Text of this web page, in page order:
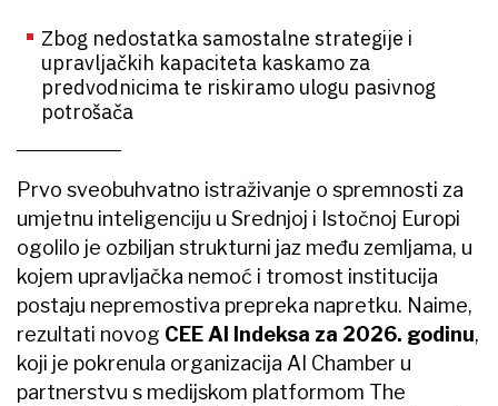
Zbog nedostatka samostalne strategije i
upravljačkih kapaciteta kaskamo za
predvodnicima te riskiramo ulogu pasivnog
potrošača
Prvo sveobuhvatno istraživanje o spremnosti za
umjetnu inteligenciju u Srednjoj i Istočnoj Europi
ogolilo je ozbiljan strukturni jaz među zemljama, u
kojem upravljačka nemoć i tromost institucija
postaju nepremostiva prepreka napretku. Naime,
rezultati novog CEE AI Indeksa za 2026. godinu,
koji je pokrenula organizacija AI Chamber u
partnerstvu s medijskom platformom The